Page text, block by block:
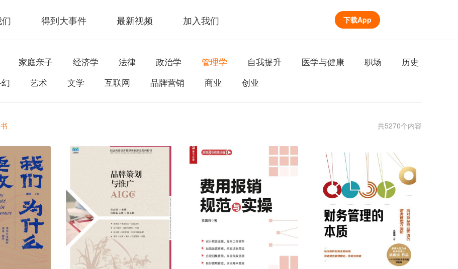
得到大事件 最新视频 加入我们 下载App
家庭亲子 经济学 法律 政治学 管理学 自我提升 医学与健康 职场
历史
艺术 文学 互联网 品牌营销 商业 创业
共5270个内容